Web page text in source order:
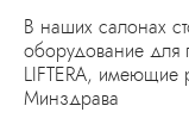
В наших салонах
оборудование для
LIFTERA, имеющие
Минздрава